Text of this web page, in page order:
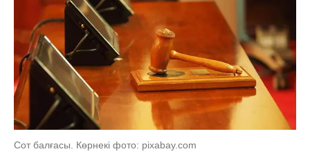
Сот балғасы. Көрнекі фото: pixabay.com